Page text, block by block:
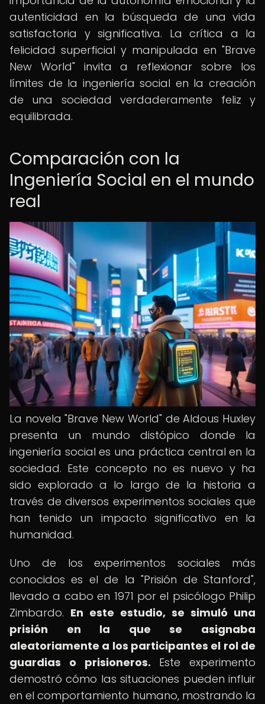
autenticidad en la búsqueda de una vida
satisfactoria y significativa. La crítica a la
felicidad superficial y manipulada en "Brave
New World" invita a reflexionar sobre los
límites de la ingeniería social en la creación
de una sociedad verdaderamente feliz y
equilibrada.
Comparación con la
Ingeniería Social en el mundo
real
La novela "Brave New World" de Aldous Huxley
presenta un mundo distópico donde la
ingeniería social es una práctica central en la
sociedad. Este concepto no es nuevo y ha
sido explorado a lo largo de la historia a
través de diversos experimentos sociales que
han tenido un impacto significativo en la
humanidad.
Uno de los experimentos sociales más
conocidos es el de la "Prisión de Stanford",
llevado a cabo en 1971 por el psicólogo Philip
Zimbardo. En este estudio, se simuló una
prisión en la que se asignaba
aleatoriamente a los participantes el rol de
guardias o prisioneros. Este experimento
demostró cómo las situaciones pueden influir
en el comportamiento humano, mostrando la